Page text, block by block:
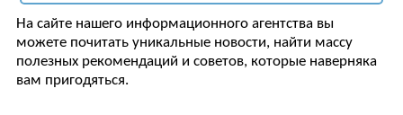
На сайте нашего информационного агентства вы
можете почитать уникальные новости, найти массу
полезных рекомендаций и советов, которые наверняка
вам пригодяться.